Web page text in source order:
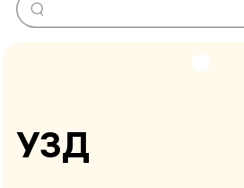
УЗД